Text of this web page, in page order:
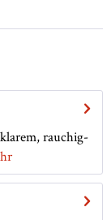
rauchig-